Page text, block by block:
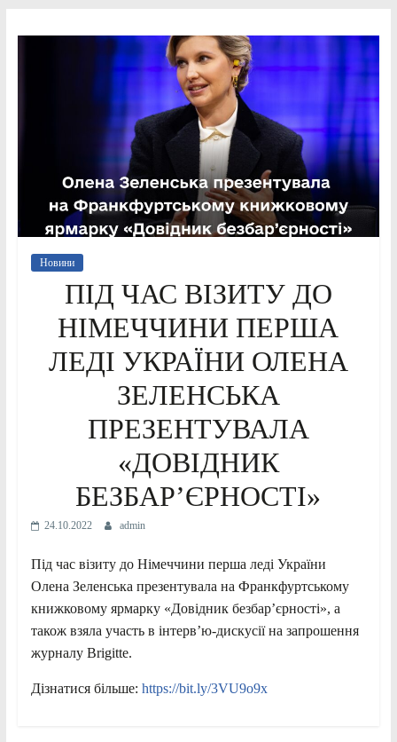
Новини
ПІД ЧАС ВІЗИТУ ДО
НІМЕЧЧИНИ ПЕРША
ЛЕДІ УКРАЇНИ ОЛЕНА
ЗЕЛЕНСЬКА
ПРЕЗЕНТУВАЛА
«ДОВІДНИК
БЕЗБАР’ЄРНОСТІ»
24.10.2022 admin
Під час візиту до Німеччини перша леді України
Олена Зеленська презентувала на Франкфуртському
книжковому ярмарку «Довідник безбар’єрності», а
також взяла участь в інтерв’ю-дискусії на запрошення
журналу Brigitte.
Дізнатися більше: https://bit.ly/3VU9o9x